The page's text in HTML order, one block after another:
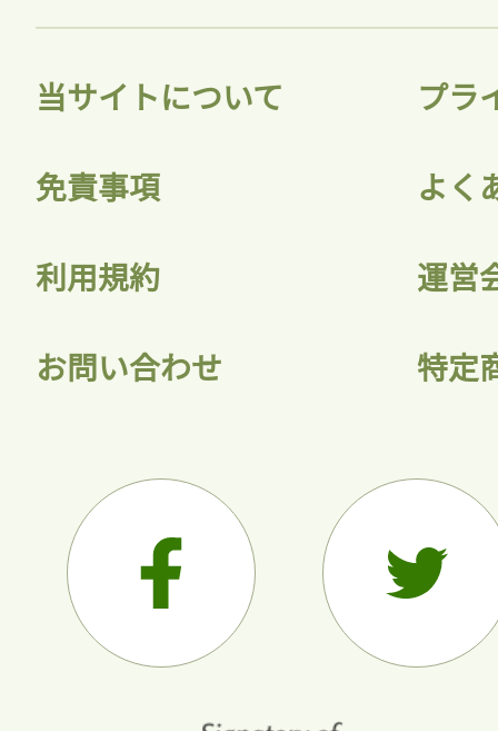
当サイトについて プラ
免責事項 よく
利用規約 運営
お問い合わせ 特定